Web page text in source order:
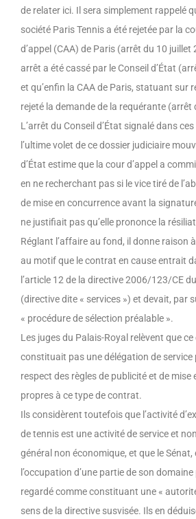
de relater ici. Il sera simplement rappelé
société Paris Tennis a été rejetée par la
d’appel (CAA) de Paris (arrêt du 10 juillet
arrêt a été cassé par le Conseil d’État
et qu’enfin la CAA de Paris, statuant sur
rejeté la demande de la requérante (arrêt
L’arrêt du Conseil d’État signalé dans
l’ultime volet de ce dossier judiciaire
d’État estime que la cour d’appel a
en ne recherchant pas si le vice tiré de
de mise en concurrence avant la
ne justifiait pas qu’elle prononce la
Réglant l’affaire au fond, il donne raison
au motif que le contrat en cause entrait
l’article 12 de la directive 2006/123/CE
(directive dite « services ») et devait, par
« procédure de sélection préalable ».
Les juges du Palais-Royal relèvent que
constituait pas une délégation de
respect des règles de publicité et de mise
propres à ce type de contrat.
Ils considèrent toutefois que l’activité
de tennis est une activité de service et
général non économique, et que le
l’occupation d’une partie de son
regardé comme constituant une «
sens de la directive susvisée. Ils en